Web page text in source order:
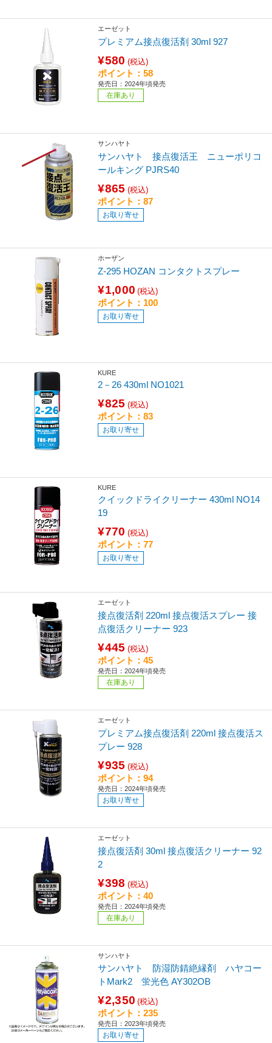
エーゼット
プレミアム接点復活剤 30ml 927
¥580 (税込)
ポイント：58
発売日：2024年頃発売
在庫あり
サンハヤト
サンハヤト 接点復活王 ニューポリコ
ールキング PJRS40
¥865 (税込)
ポイント：87
お取り寄せ
ホーザン
Z-295 HOZAN コンタクトスプレー
¥1,000 (税込)
ポイント：100
お取り寄せ
KURE
2－26 430ml NO1021
¥825 (税込)
ポイント：83
お取り寄せ
KURE
クイックドライクリーナー 430ml NO14
19
¥770 (税込)
ポイント：77
お取り寄せ
エーゼット
接点復活剤 220ml 接点復活スプレー 接
点復活クリーナー 923
¥445 (税込)
ポイント：45
発売日：2024年頃発売
在庫あり
エーゼット
プレミアム接点復活剤 220ml 接点復活ス
プレー 928
¥935 (税込)
ポイント：94
発売日：2024年頃発売
お取り寄せ
エーゼット
接点復活剤 30ml 接点復活クリーナー 92
2
¥398 (税込)
ポイント：40
発売日：2024年頃発売
在庫あり
サンハヤト
サンハヤト 防湿防錆絶縁剤 ハヤコー
トMark2 蛍光色 AY302OB
¥2,350 (税込)
ポイント：235
発売日：2023年頃発売
お取り寄せ